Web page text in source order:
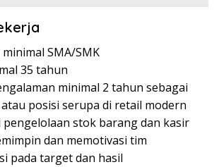
SMA/SMK
35 tahun
minimal 2 tahun sebagai
posisi serupa di retail modern
pengelolaan stok barang dan kasir
dan memotivasi tim
pada target dan hasil